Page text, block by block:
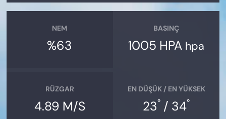
NEM
%63
BASINÇ
1005 HPA hpa
RÜZGAR
4.89 M/S
EN DÜŞÜK / EN YÜKSEK
23° / 34°